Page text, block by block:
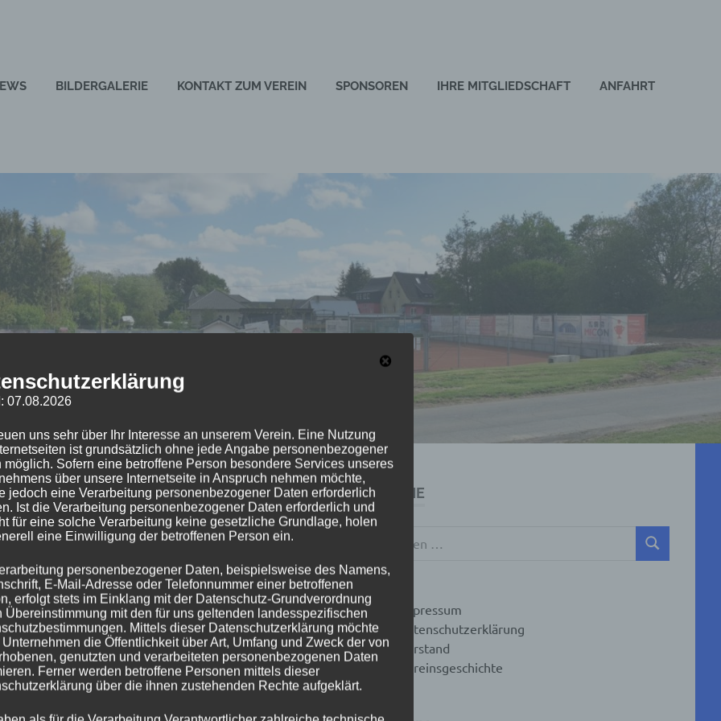
BILDERGALERIE KONTAKT ZUM VEREIN SPONSOREN IHRE MITGLIEDSCHAFT ANFAHRT
SUCHE
SUCHEN
Impressum
Datenschutzerklärung
Vorstand
Vereinsgeschichte
07.08.2026
uns sehr über Ihr Interesse an unserem Verein. Eine Nutzung
ist grundsätzlich ohne jede Angabe personenbezogener
möglich. Sofern eine betroffene Person besondere Services unseres
über unsere Internetseite in Anspruch nehmen möchte,
jedoch eine Verarbeitung personenbezogener Daten erforderlich
Ist die Verarbeitung personenbezogener Daten erforderlich und
für eine solche Verarbeitung keine gesetzliche Grundlage, holen
eine Einwilligung der betroffenen Person ein.
personenbezogener Daten, beispielsweise des Namens,
E-Mail-Adresse oder Telefonnummer einer betroffenen
erfolgt stets im Einklang mit der Datenschutz-Grundverordnung
Übereinstimmung mit den für uns geltenden landesspezifischen
Mittels dieser Datenschutzerklärung möchte
Unternehmen die Öffentlichkeit über Art, Umfang und Zweck der von
genutzten und verarbeiteten personenbezogenen Daten
Ferner werden betroffene Personen mittels dieser
über die ihnen zustehenden Rechte aufgeklärt.